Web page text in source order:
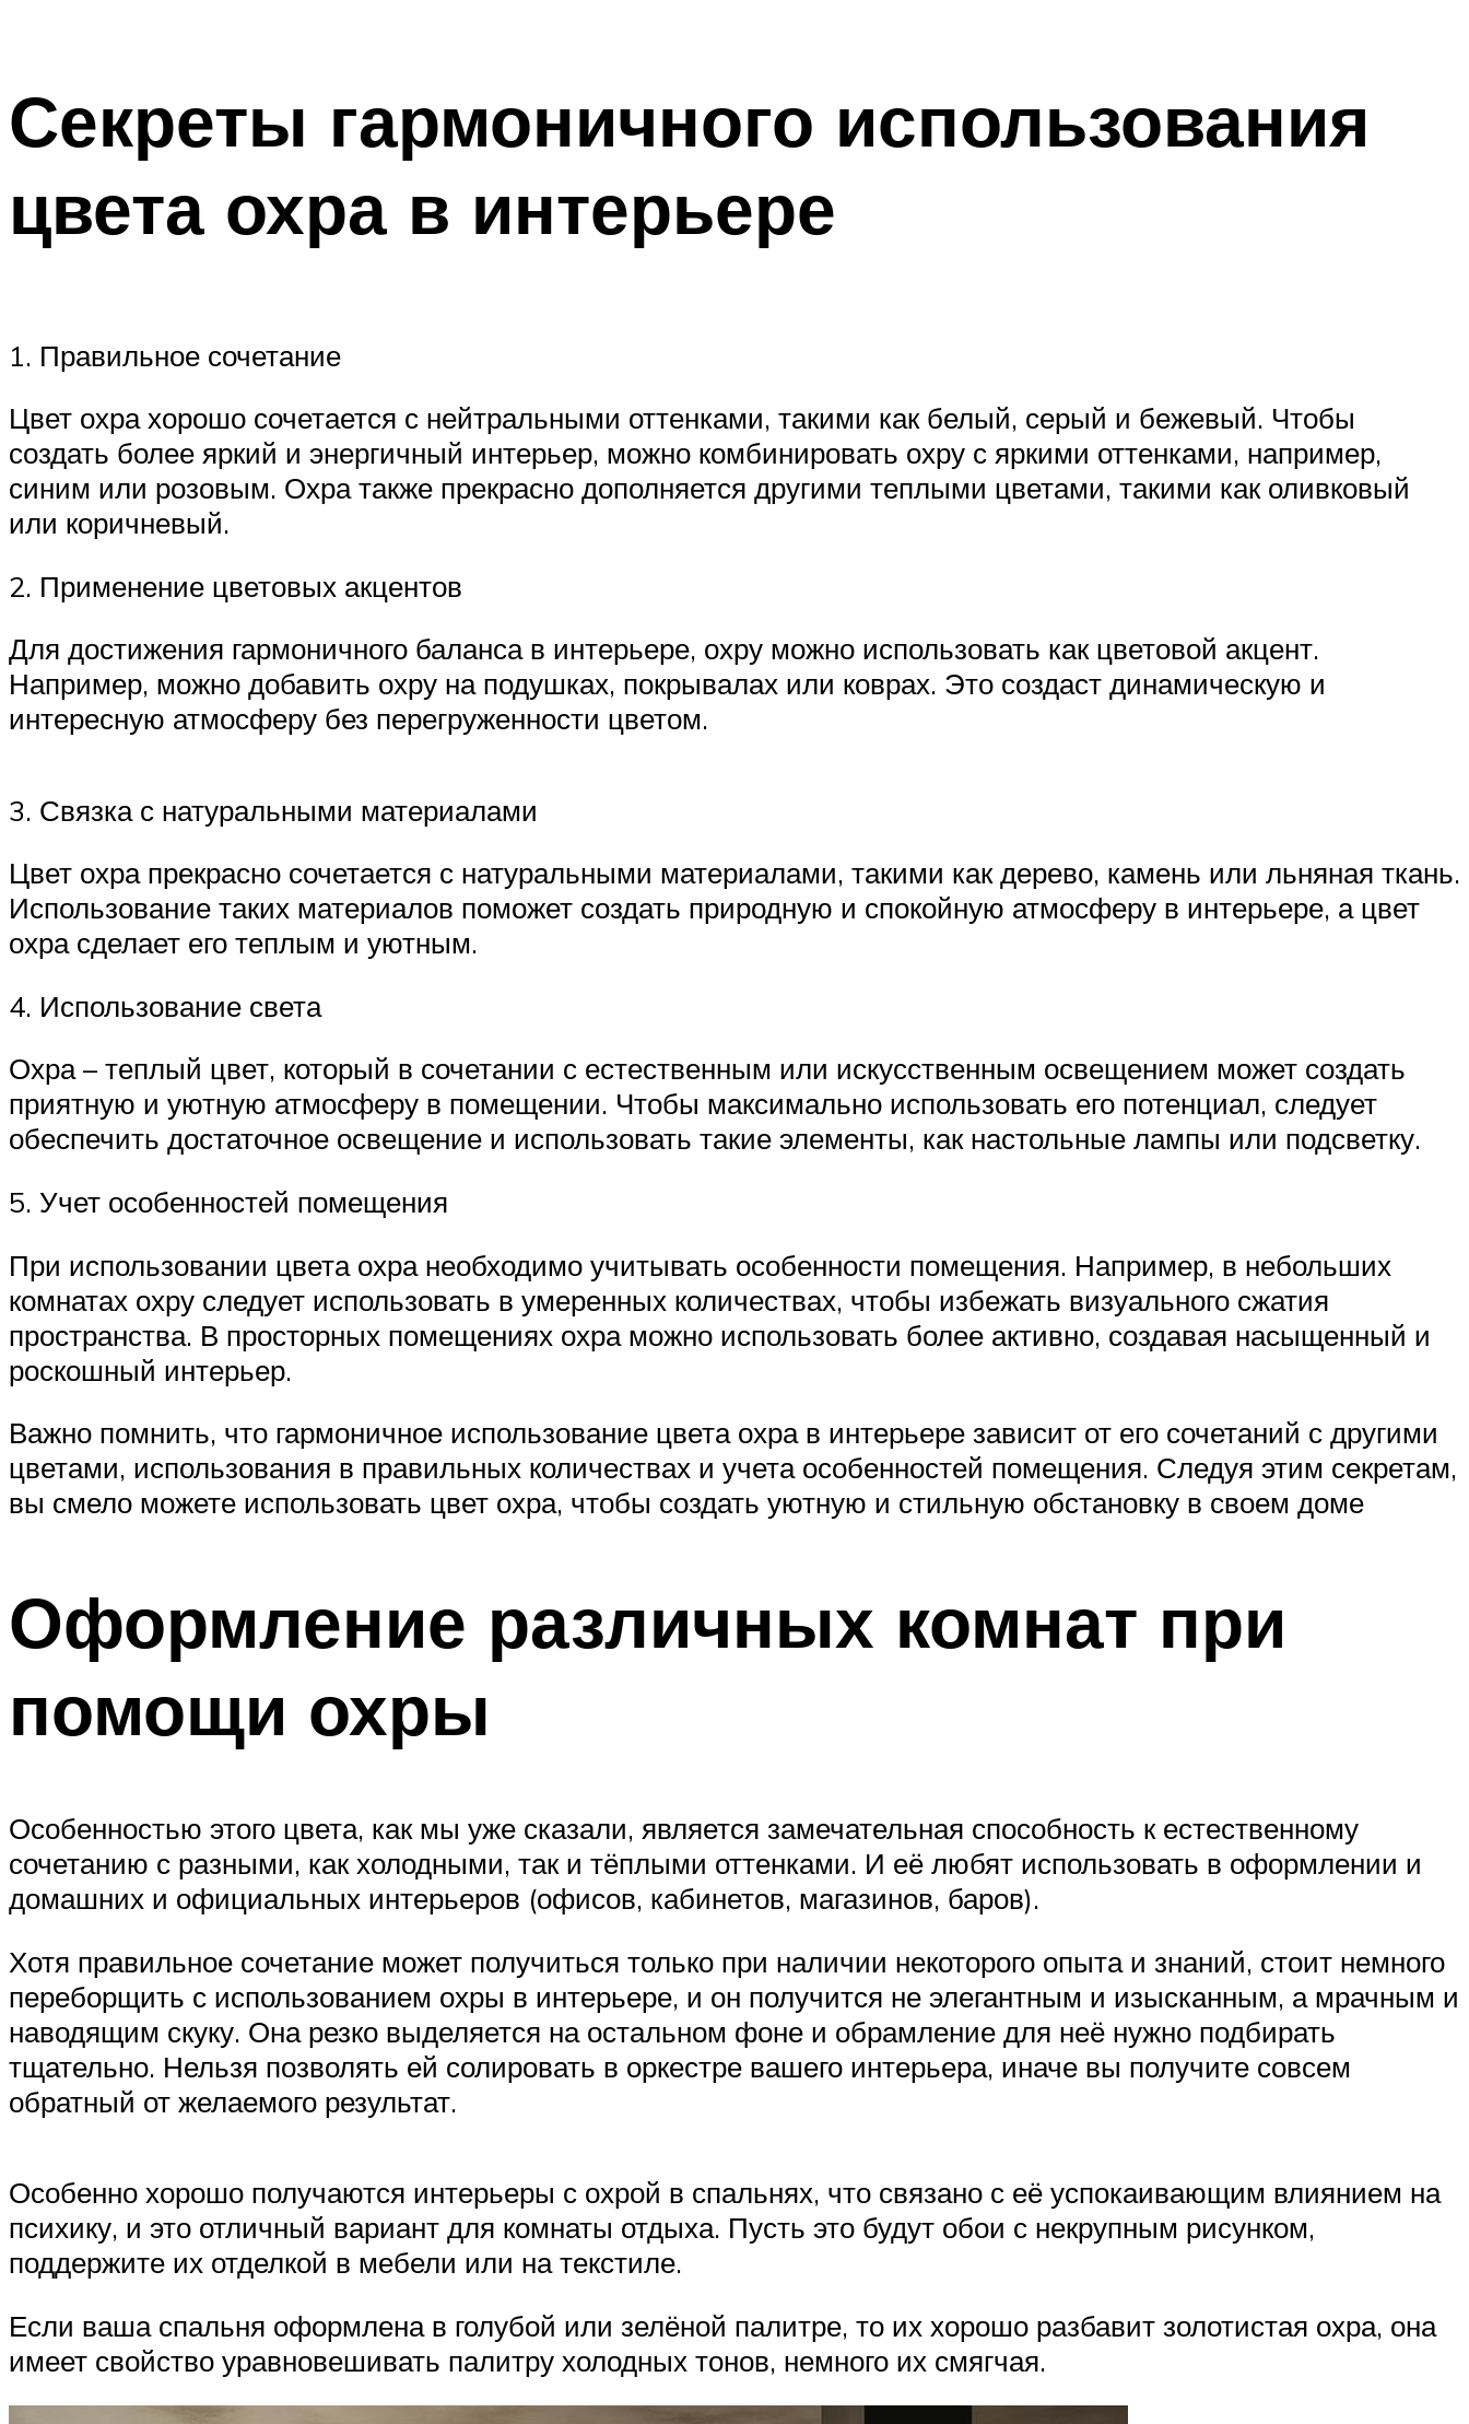
Секреты гармоничного использования
цвета охра в интерьере
1. Правильное сочетание
Цвет охра хорошо сочетается с нейтральными оттенками, такими как белый, серый и бежевый. Чтобы
создать более яркий и энергичный интерьер, можно комбинировать охру с яркими оттенками, например,
синим или розовым. Охра также прекрасно дополняется другими теплыми цветами, такими как оливковый
или коричневый.
2. Применение цветовых акцентов
Для достижения гармоничного баланса в интерьере, охру можно использовать как цветовой акцент.
Например, можно добавить охру на подушках, покрывалах или коврах. Это создаст динамическую и
интересную атмосферу без перегруженности цветом.
3. Связка с натуральными материалами
Цвет охра прекрасно сочетается с натуральными материалами, такими как дерево, камень или льняная ткань.
Использование таких материалов поможет создать природную и спокойную атмосферу в интерьере, а цвет
охра сделает его теплым и уютным.
4. Использование света
Охра – теплый цвет, который в сочетании с естественным или искусственным освещением может создать
приятную и уютную атмосферу в помещении. Чтобы максимально использовать его потенциал, следует
обеспечить достаточное освещение и использовать такие элементы, как настольные лампы или подсветку.
5. Учет особенностей помещения
При использовании цвета охра необходимо учитывать особенности помещения. Например, в небольших
комнатах охру следует использовать в умеренных количествах, чтобы избежать визуального сжатия
пространства. В просторных помещениях охра можно использовать более активно, создавая насыщенный и
роскошный интерьер.
Важно помнить, что гармоничное использование цвета охра в интерьере зависит от его сочетаний с другими
цветами, использования в правильных количествах и учета особенностей помещения. Следуя этим секретам,
вы смело можете использовать цвет охра, чтобы создать уютную и стильную обстановку в своем доме
Оформление различных комнат при
помощи охры
Особенностью этого цвета, как мы уже сказали, является замечательная способность к естественному
сочетанию с разными, как холодными, так и тёплыми оттенками. И её любят использовать в оформлении и
домашних и официальных интерьеров (офисов, кабинетов, магазинов, баров).
Хотя правильное сочетание может получиться только при наличии некоторого опыта и знаний, стоит немного
переборщить с использованием охры в интерьере, и он получится не элегантным и изысканным, а мрачным и
наводящим скуку. Она резко выделяется на остальном фоне и обрамление для неё нужно подбирать
тщательно. Нельзя позволять ей солировать в оркестре вашего интерьера, иначе вы получите совсем
обратный от желаемого результат.
Особенно хорошо получаются интерьеры с охрой в спальнях, что связано с её успокаивающим влиянием на
психику, и это отличный вариант для комнаты отдыха. Пусть это будут обои с некрупным рисунком,
поддержите их отделкой в мебели или на текстиле.
Если ваша спальня оформлена в голубой или зелёной палитре, то их хорошо разбавит золотистая охра, она
имеет свойство уравновешивать палитру холодных тонов, немного их смягчая.